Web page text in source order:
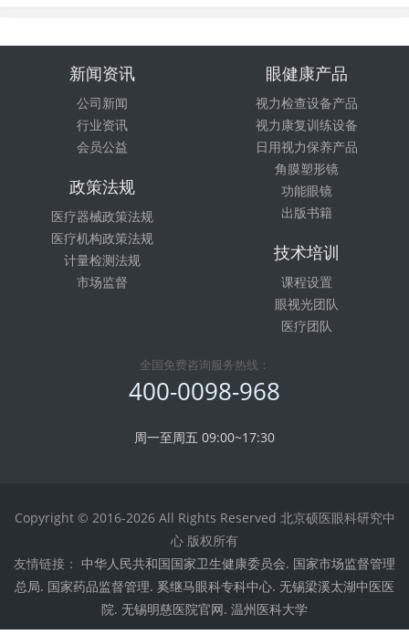
新闻资讯
公司新闻
行业资讯
会员公益
眼健康产品
视力检查设备产品
视力康复训练设备
日用视力保养产品
角膜塑形镜
功能眼镜
出版书籍
政策法规
医疗器械政策法规
医疗机构政策法规
计量检测法规
市场监督
技术培训
课程设置
眼视光团队
医疗团队
全国免费咨询服务热线：
400-0098-968
周一至周五 09:00~17:30
Copyright © 2016-2026 All Rights Reserved 北京硕医眼科研究中
心 版权所有
友情链接： 中华人民共和国国家卫生健康委员会. 国家市场监督管理
总局. 国家药品监督管理. 奚继马眼科专科中心. 无锡梁溪太湖中医医
院. 无锡明慈医院官网. 温州医科大学